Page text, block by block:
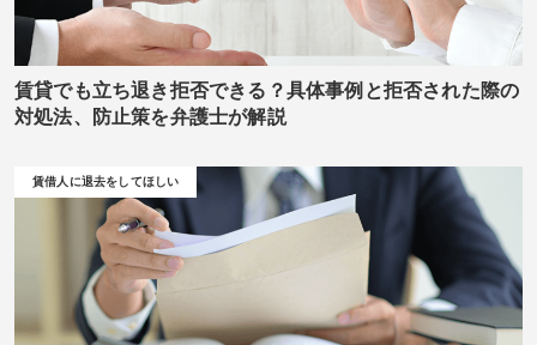
賃貸でも立ち退き拒否できる？具体事例と拒否された際の
対処法、防止策を弁護士が解説
賃借人に退去をしてほしい